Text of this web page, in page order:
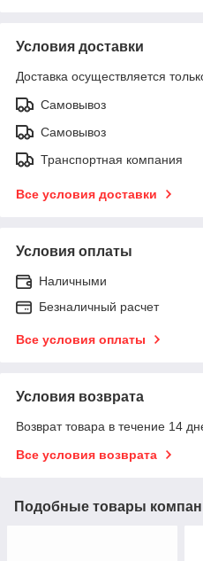
Условия доставки
Доставка осуществляется
Самовывоз
Самовывоз
Транспортная компания
Все условия доставки
Условия оплаты
Наличными
Безналичный расчет
Все условия оплаты
Условия возврата
Возврат товара в течение 14
Все условия возврата
Подобные товары